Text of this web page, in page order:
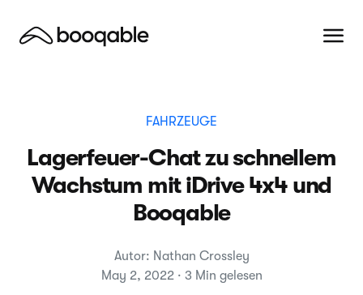
FAHRZEUGE
Lagerfeuer-Chat zu schnellem
Wachstum mit iDrive 4x4 und
Booqable
Autor: Nathan Crossley
May 2, 2022 · 3 Min gelesen